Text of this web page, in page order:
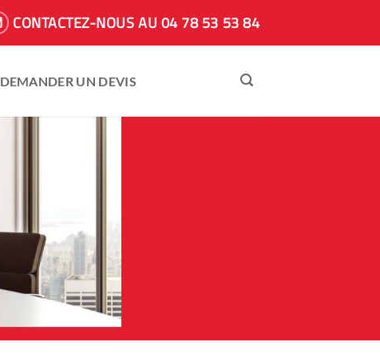
CONTACTEZ-NOUS AU 04 78 53 53 84
DEMANDER UN DEVIS